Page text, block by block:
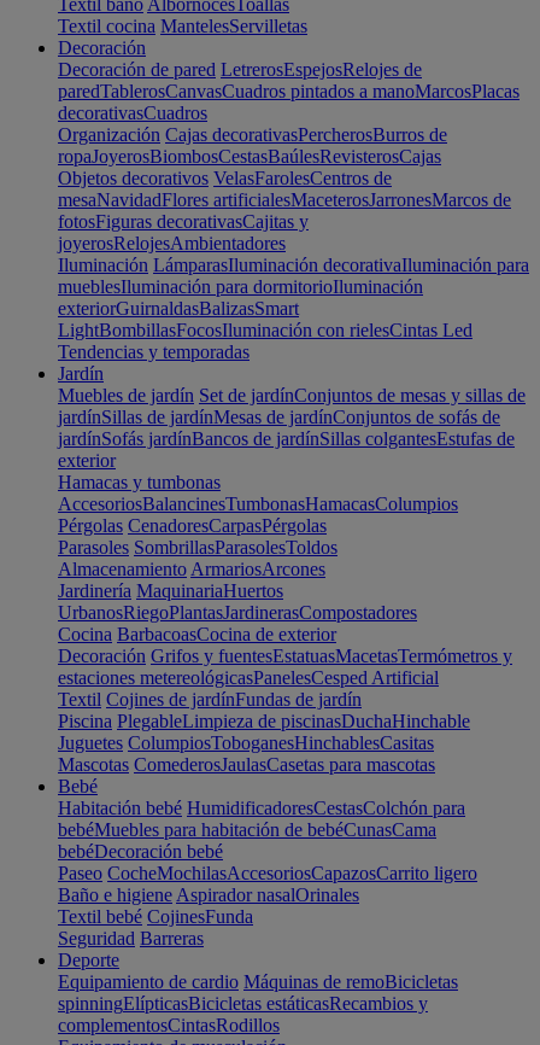
Textil baño AlbornocesToallas
Textil cocina MantelesServilletas
Decoración
Decoración de pared LetrerosEspejosRelojes de
paredTablerosCanvasCuadros pintados a manoMarcosPlacas
decorativasCuadros
Organización Cajas decorativasPercherosBurros de
ropaJoyerosBiombosCestasBaúlesRevisterosCajas
Objetos decorativos VelasFarolesCentros de
mesaNavidadFlores artificialesMaceterosJarronesMarcos de
fotosFiguras decorativasCajitas y
joyerosRelojesAmbientadores
Iluminación LámparasIluminación decorativaIluminación para
mueblesIluminación para dormitorioIluminación
exteriorGuirnaldasBalizasSmart
LightBombillasFocosIluminación con rielesCintas Led
Tendencias y temporadas
Jardín
Muebles de jardín Set de jardínConjuntos de mesas y sillas de
jardínSillas de jardínMesas de jardínConjuntos de sofás de
jardínSofás jardínBancos de jardínSillas colgantesEstufas de
exterior
Hamacas y tumbonas
AccesoriosBalancinesTumbonasHamacasColumpios
Pérgolas CenadoresCarpasPérgolas
Parasoles SombrillasParasolesToldos
Almacenamiento ArmariosArcones
Jardinería MaquinariaHuertos
UrbanosRiegoPlantasJardinerasCompostadores
Cocina BarbacoasCocina de exterior
Decoración Grifos y fuentesEstatuasMacetasTermómetros y
estaciones metereológicasPanelesCesped Artificial
Textil Cojines de jardínFundas de jardín
Piscina PlegableLimpieza de piscinasDuchaHinchable
Juguetes ColumpiosToboganesHinchablesCasitas
Mascotas ComederosJaulasCasetas para mascotas
Bebé
Habitación bebé HumidificadoresCestasColchón para
bebéMuebles para habitación de bebéCunasCama
bebéDecoración bebé
Paseo CocheMochilasAccesoriosCapazosCarrito ligero
Baño e higiene Aspirador nasalOrinales
Textil bebé CojinesFunda
Seguridad Barreras
Deporte
Equipamiento de cardio Máquinas de remoBicicletas
spinningElípticasBicicletas estáticasRecambios y
complementosCintasRodillos